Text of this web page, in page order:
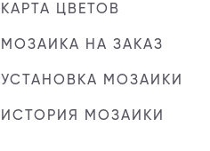
КАРТА ЦВЕТОВ
МОЗАИКА НА ЗАКАЗ
УСТАНОВКА МОЗАИКИ
ИСТОРИЯ МОЗАИКИ